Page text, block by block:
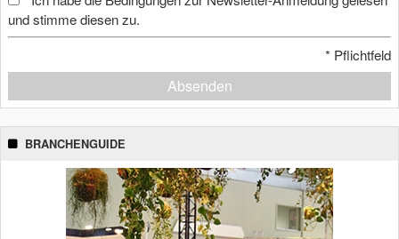
und stimme diesen zu.
* Pflichtfeld
Absenden
BRANCHENGUIDE